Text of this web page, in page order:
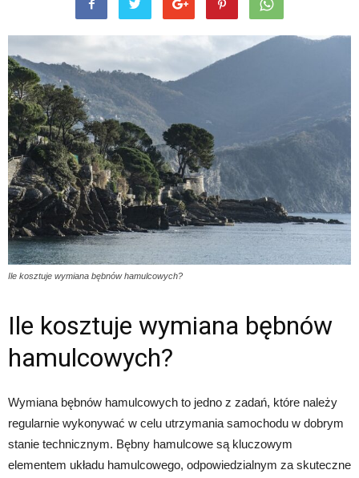
Ile kosztuje wymiana bębnów hamulcowych?
Ile kosztuje wymiana bębnów
hamulcowych?
Wymiana bębnów hamulcowych to jedno z zadań, które należy
regularnie wykonywać w celu utrzymania samochodu w dobrym
stanie technicznym. Bębny hamulcowe są kluczowym
elementem układu hamulcowego, odpowiedzialnym za skuteczne